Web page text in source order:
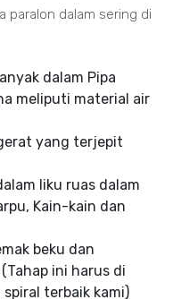
paralon dalam sering di
dalam Pipa
meliputi material air
yang terjepit
liku ruas dalam
Kain-kain dan
beku dan
ini harus di
terbaik kami)